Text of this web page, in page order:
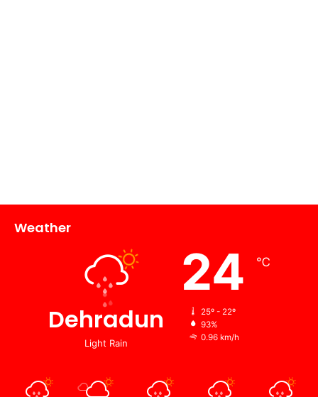
Weather
Dehradun
Light Rain
24 ℃
25º - 22º
93%
0.96 km/h